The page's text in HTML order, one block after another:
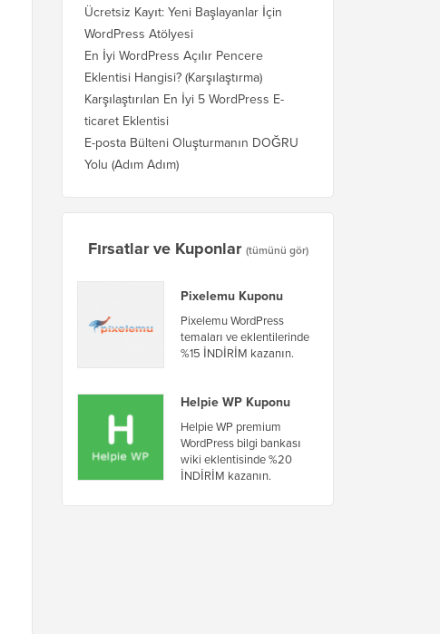
Ücretsiz Kayıt: Yeni Başlayanlar İçin
WordPress Atölyesi
En İyi WordPress Açılır Pencere
Eklentisi Hangisi? (Karşılaştırma)
Karşılaştırılan En İyi 5 WordPress E-
ticaret Eklentisi
E-posta Bülteni Oluşturmanın DOĞRU
Yolu (Adım Adım)
Fırsatlar ve Kuponlar (tümünü gör)
Pixelemu Kuponu
Pixelemu WordPress
temaları ve eklentilerinde
%15 İNDİRİM kazanın.
Helpie WP Kuponu
Helpie WP premium
WordPress bilgi bankası
wiki eklentisinde %20
İNDİRİM kazanın.